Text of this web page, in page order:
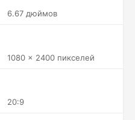
6.67 дюймов
1080 x 2400 пикселей
20:9